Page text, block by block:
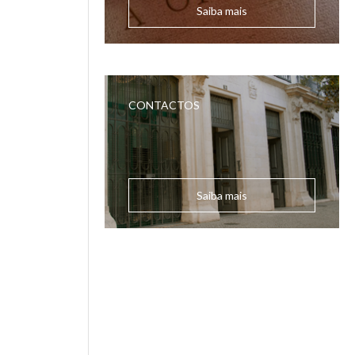
Saiba mais
CONTACTOS
Saiba mais